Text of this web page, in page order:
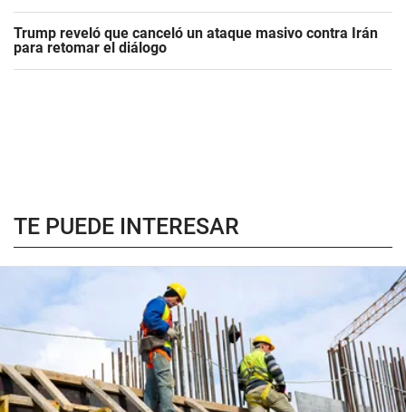
Trump reveló que canceló un ataque masivo contra Irán
para retomar el diálogo
TE PUEDE INTERESAR